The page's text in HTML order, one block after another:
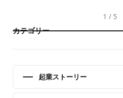
1 / 5
カテゴリー
起業ストーリー